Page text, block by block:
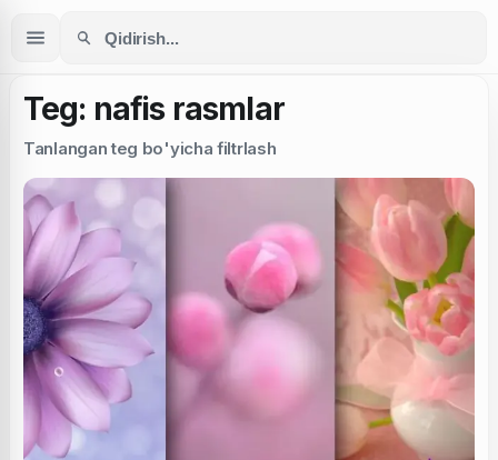
Teg: nafis rasmlar
Tanlangan teg bo'yicha filtrlash